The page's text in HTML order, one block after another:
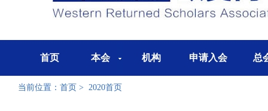
首页 本会 机构 申请入会 总
当前位置： 首页 > 2020首页